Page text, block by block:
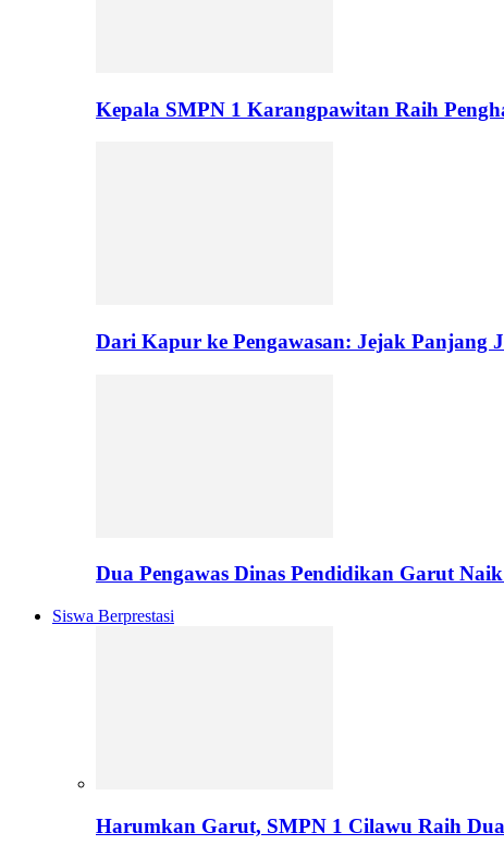
Kepala SMPN 1 Karangpawitan Raih
Dari Kapur ke Pengawasan: Jejak
Dua Pengawas Dinas Pendidikan Garut
Siswa Berprestasi
Harumkan Garut, SMPN 1 Cilawu Raih